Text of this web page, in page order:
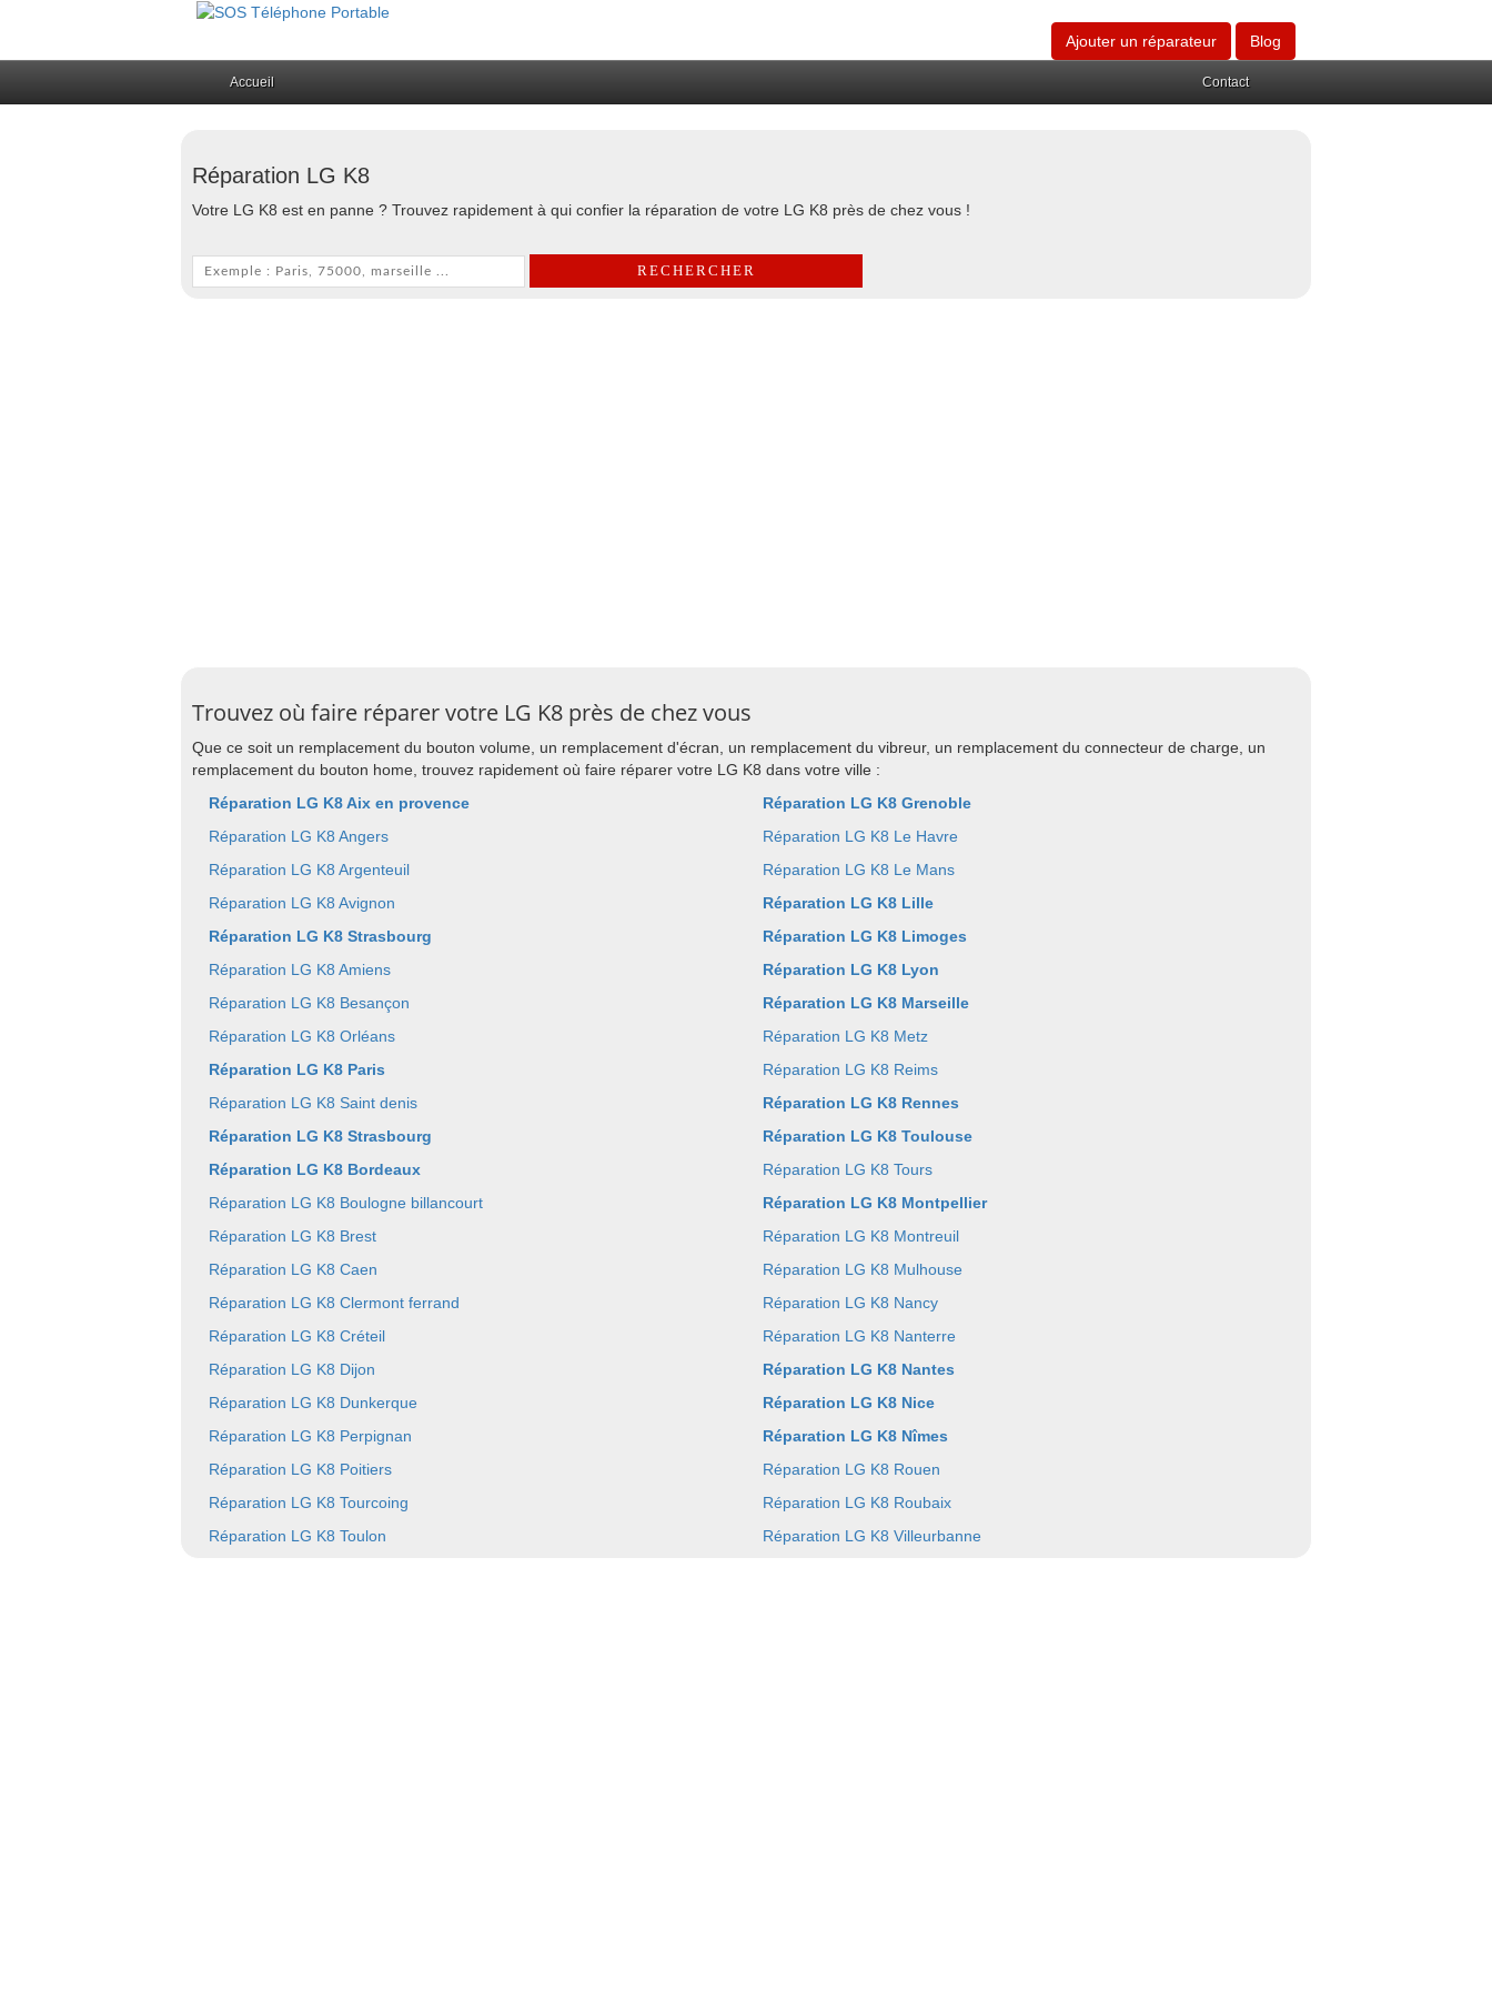
Ajouter un réparateur Blog
Accueil Contact
Réparation LG K8
Votre LG K8 est en panne ? Trouvez rapidement à qui confier la réparation de votre LG K8 près de chez vous !
Trouvez où faire réparer votre LG K8 près de chez vous
Que ce soit un remplacement du bouton volume, un remplacement d'écran, un remplacement du vibreur, un remplacement du connecteur de charge, un
remplacement du bouton home, trouvez rapidement où faire réparer votre LG K8 dans votre ville :
Réparation LG K8 Aix en provence
Réparation LG K8 Angers
Réparation LG K8 Argenteuil
Réparation LG K8 Avignon
Réparation LG K8 Strasbourg
Réparation LG K8 Amiens
Réparation LG K8 Besançon
Réparation LG K8 Orléans
Réparation LG K8 Paris
Réparation LG K8 Saint denis
Réparation LG K8 Strasbourg
Réparation LG K8 Bordeaux
Réparation LG K8 Boulogne billancourt
Réparation LG K8 Brest
Réparation LG K8 Caen
Réparation LG K8 Clermont ferrand
Réparation LG K8 Créteil
Réparation LG K8 Dijon
Réparation LG K8 Dunkerque
Réparation LG K8 Perpignan
Réparation LG K8 Poitiers
Réparation LG K8 Tourcoing
Réparation LG K8 Toulon
Réparation LG K8 Grenoble
Réparation LG K8 Le Havre
Réparation LG K8 Le Mans
Réparation LG K8 Lille
Réparation LG K8 Limoges
Réparation LG K8 Lyon
Réparation LG K8 Marseille
Réparation LG K8 Metz
Réparation LG K8 Reims
Réparation LG K8 Rennes
Réparation LG K8 Toulouse
Réparation LG K8 Tours
Réparation LG K8 Montpellier
Réparation LG K8 Montreuil
Réparation LG K8 Mulhouse
Réparation LG K8 Nancy
Réparation LG K8 Nanterre
Réparation LG K8 Nantes
Réparation LG K8 Nice
Réparation LG K8 Nîmes
Réparation LG K8 Rouen
Réparation LG K8 Roubaix
Réparation LG K8 Villeurbanne